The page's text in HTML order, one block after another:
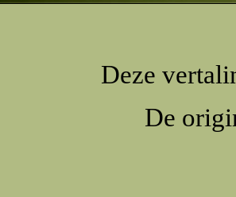
Deze
De